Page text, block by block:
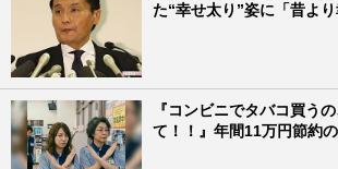
た“幸せ太り”姿に「昔よ
『コンビニでタバコ買う
て！！』年間11万円節約